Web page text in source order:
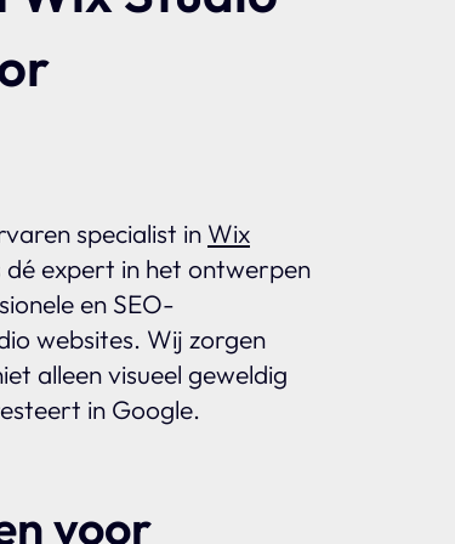
specialist in Wix
dé expert in het ontwerpen
en SEO-
websites. Wij zorgen
alleen visueel geweldig
in Google.
voor